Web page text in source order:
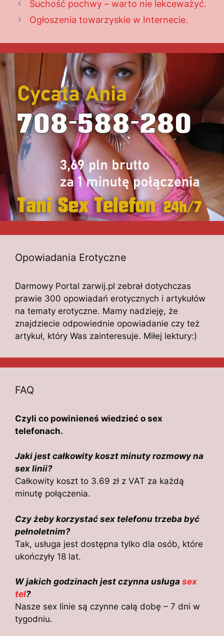
Suchość pochwy – warto nie lekceważyć.
Ogłoszenia towarzyskie w Internecie.
Opowiadania Erotyczne
Darmowy Portal zarwij.pl zebrał dotychczas
prawie 300 opowiadań erotycznych i artykułów
na tematy erotyczne. Mamy nadzieję, że
znajdziecie odpowiednie opowiadanie czy też
artykuł, który Was zainteresuje. Miłej lektury:)
FAQ
Czyli co powinieneś wiedzieć o sex
telefonach.
Jaki jest całkowity koszt minuty rozmowy na
sex linii?
Całkowity koszt to 3.69 zł z VAT za każdą
minutę połączenia.
Czy żeby korzystać sex telefonu trzeba być
pełnoletnim?
Tak, usługa jest dostępna tylko dla osób, które
ukończyły 18 lat.
W jakich godzinach jest czynna usługa sex
tel?
Nasze sex linie są czynne całą dobę – 7 dni w
tygodniu.